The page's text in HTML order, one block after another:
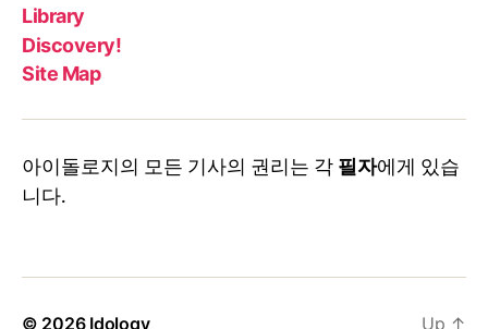
Library
Discovery!
Site Map
아이돌로지의 모든 기사의 권리는 각 필자에게 있습
니다.
© 2026 Idology Up ↑